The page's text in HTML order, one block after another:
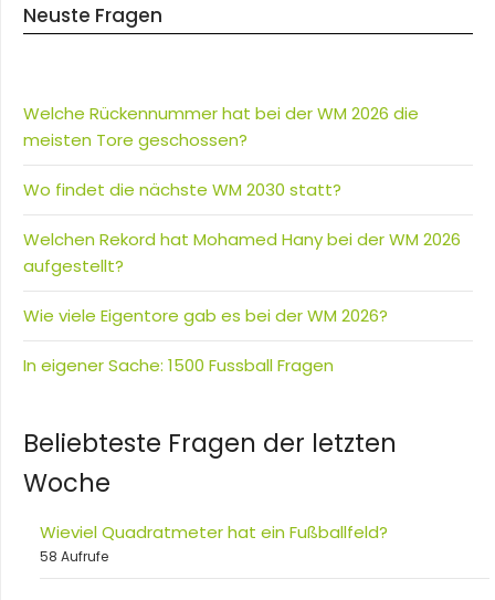
Neuste Fragen
Welche Rückennummer hat bei der WM 2026 die
meisten Tore geschossen?
Wo findet die nächste WM 2030 statt?
Welchen Rekord hat Mohamed Hany bei der WM 2026
aufgestellt?
Wie viele Eigentore gab es bei der WM 2026?
In eigener Sache: 1500 Fussball Fragen
Beliebteste Fragen der letzten
Woche
Wieviel Quadratmeter hat ein Fußballfeld?
58 Aufrufe